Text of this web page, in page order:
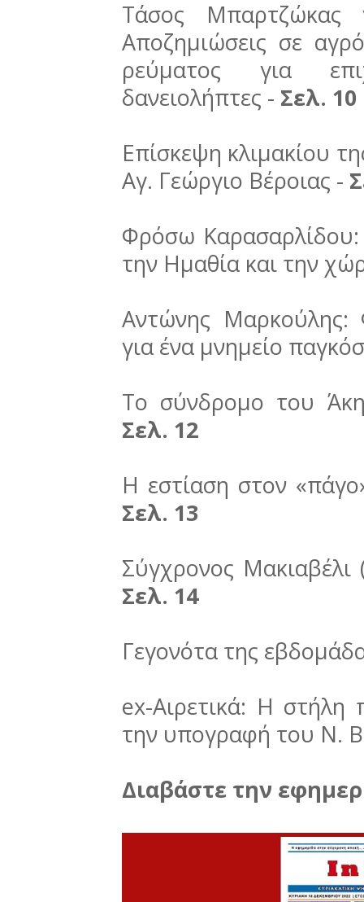
Τάσος Μπαρτζώκας
Αποζημιώσεις σε
ρεύματος για
δανειολήπτες - Σελ. 10
Επίσκεψη κλιμακίου
Αγ. Γεώργιο Βέροιας -
Φρόσω Καρασαρλίδου:
την Ημαθία και την
Αντώνης Μαρκούλης:
για ένα μνημείο
Το σύνδρομο του
Σελ. 12
Η εστίαση στον
Σελ. 13
Σύγχρονος
Σελ. 14
Γεγονότα της
ex-Αιρετικά: Η
την υπογραφή του Ν.
Διαβάστε την